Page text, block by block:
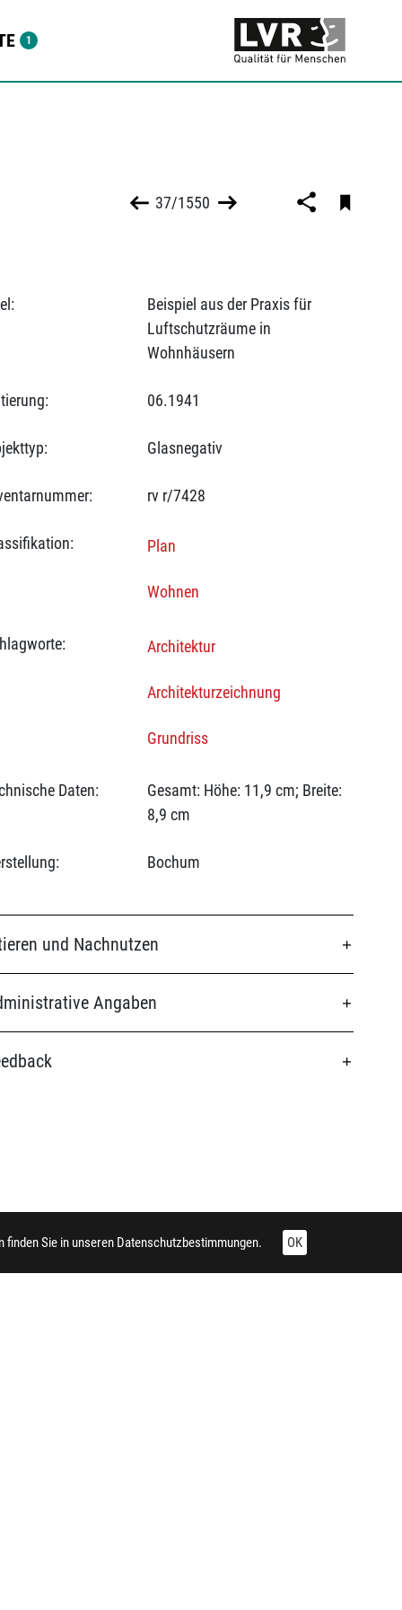
37/1550
Beispiel aus der Praxis für
Luftschutzräume in
Wohnhäusern
06.1941
Glasnegativ
rv r/7428
Plan
Wohnen
Architektur
Architekturzeichnung
Grundriss
Daten:
Gesamt: Höhe: 11,9 cm; Breite:
8,9 cm
Bochum
und Nachnutzen
Angaben
finden Sie in unseren Datenschutzbestimmungen. OK